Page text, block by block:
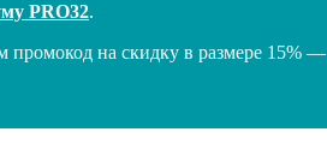
PRO32.
промокод на скидку в размере 15% —